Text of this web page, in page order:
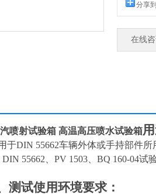
分享
在线
喷射试验箱 高温高压喷水试验箱
于DIN 55662车辆外体或手持部件
55662、PV 1503、BQ 160-04
测试使用环境要求：